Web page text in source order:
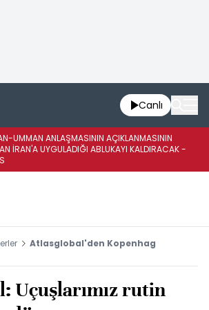
Canlı
UMMAN ANLAŞMASININ AÇIKLANMASININ
İRAN'A UYGULADIĞI ABLUKAYI KALDIRACAK -
Atlasglobal'den Kopenhag
Uçuşlarımız rutin